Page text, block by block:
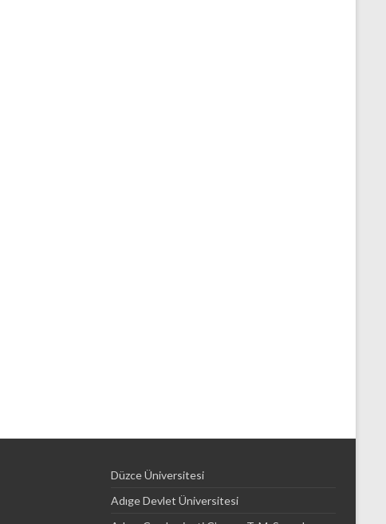
Düzce Üniversitesi
Adıge Devlet Üniversitesi